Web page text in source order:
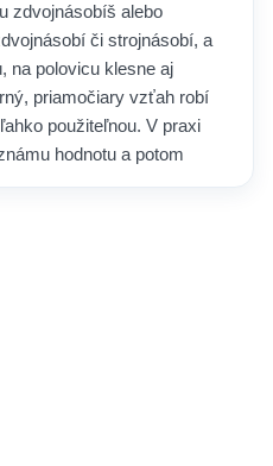
zdvojnásobíš alebo
či strojnásobí, a
na polovicu klesne aj
priamočiary vzťah robí
použiteľnou. V praxi
hodnotu a potom